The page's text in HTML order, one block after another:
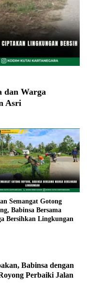
dan Warga
Asri
Semangat Gotong
Babinsa Bersama
Bersihkan Lingkungan
Babinsa dengan
Perbaiki Jalan